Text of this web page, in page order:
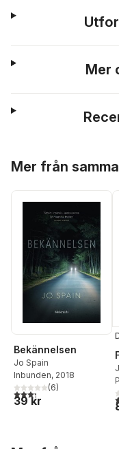
Mer
Mer från
Bekännelsen
Jo Spain
Inbunden, 2018
3,3utav 5 stjärnor. Totalt
(6)
39 kr